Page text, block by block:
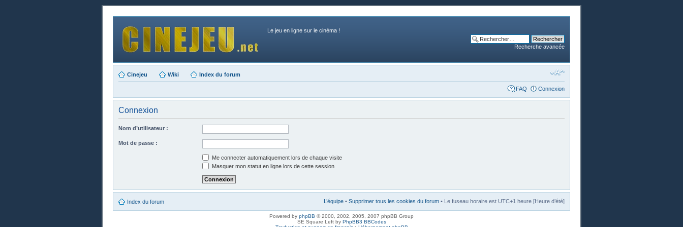
Le jeu en ligne sur le cinéma !
Recherche avancée
Cinejeu Wiki Index du forum
FAQ Connexion
Connexion
Nom d’utilisateur :
Mot de passe :
Me connecter automatiquement lors de chaque visite
Masquer mon statut en ligne lors de cette session
Index du forum L’équipe • Supprimer tous les cookies du forum • Le fuseau horaire est UTC+1 heure [Heure d’été]
Powered by phpBB © 2000, 2002, 2005, 2007 phpBB Group
SE Square Left by PhpBB3 BBCodes